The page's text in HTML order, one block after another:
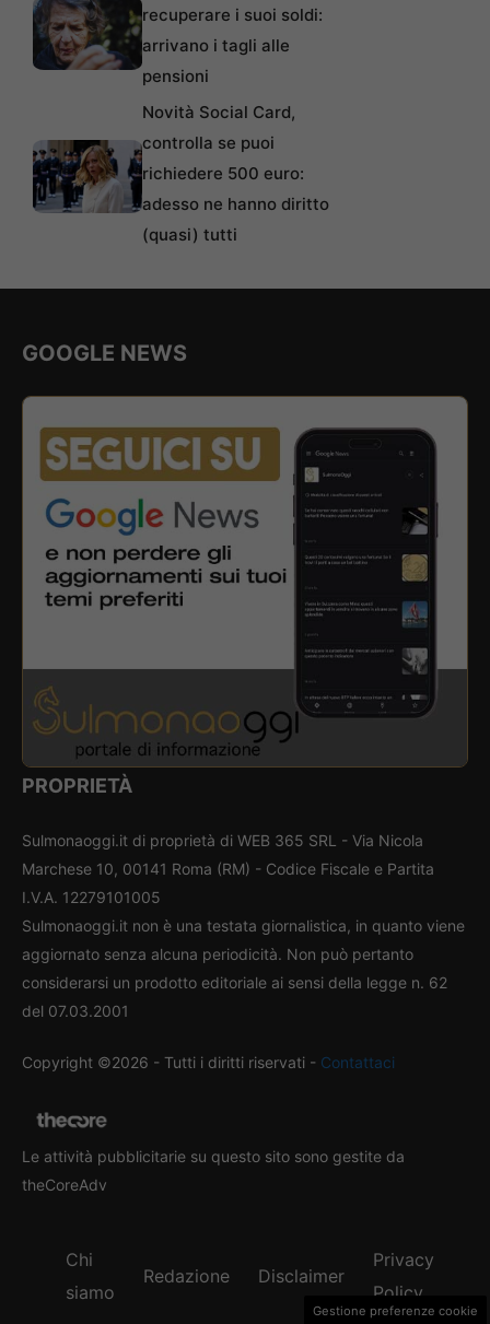
recuperare i suoi soldi:
arrivano i tagli alle
pensioni
Novità Social Card,
controlla se puoi
richiedere 500 euro:
adesso ne hanno diritto
(quasi) tutti
GOOGLE NEWS
PROPRIETÀ
Sulmonaoggi.it di proprietà di WEB 365 SRL - Via Nicola
Marchese 10, 00141 Roma (RM) - Codice Fiscale e Partita
I.V.A. 12279101005
Sulmonaoggi.it non è una testata giornalistica, in quanto viene
aggiornato senza alcuna periodicità. Non può pertanto
considerarsi un prodotto editoriale ai sensi della legge n. 62
del 07.03.2001
Copyright ©2026 - Tutti i diritti riservati - Contattaci
Le attività pubblicitarie su questo sito sono gestite da
theCoreAdv
Chi
siamo
Redazione Disclaimer
Privacy
Policy
Gestione preferenze cookie